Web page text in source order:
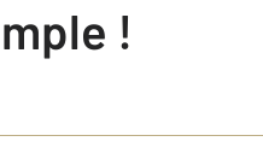
!